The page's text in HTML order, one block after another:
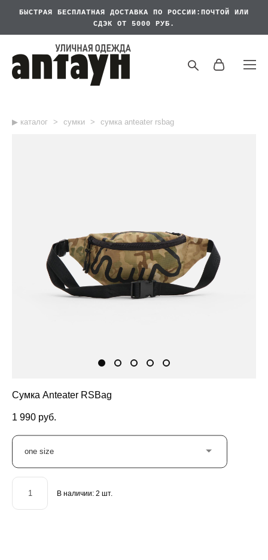
БЫСТРАЯ БЕСПЛАТНАЯ
ДОСТАВКА ПО РОССИИ:ПОЧТОЙ ИЛИ
СДЭК ОТ 5000 РУБ.
▶︎ каталог > сумки > сумка anteater rsbag
Сумка Anteater RSBag
1 990 pуб.
one size
В наличии: 2 шт.